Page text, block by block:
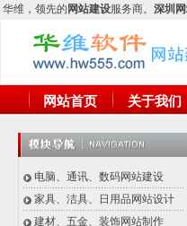
华维 ，领先的 网站建设服务商。 深圳
网站首页 关于我们
电脑、通讯、数码网站建设
家具、洁具、日用品网站设计
建材、五金、装饰网站制作